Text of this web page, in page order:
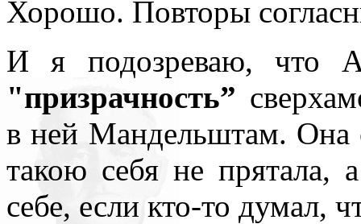
Хорошо. Повторы
И я подозреваю, что
"призрачность”
в ней Мандельштам. Она
такою себя не прятала,
себе, если кто-то думал,